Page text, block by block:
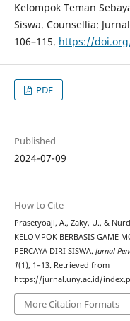
Kelompok Teman
Siswa. Counsellia:
106–115. https://
PDF
Published
2024-07-09
How to Cite
Prasetyoaji, A., Zaky, U., &
KELOMPOK BERBASIS GAME
PERCAYA DIRI SISWA. Jurnal
1(1), 1–13. Retrieved from
https://jurnal.uny.ac.id/
More Citation Formats